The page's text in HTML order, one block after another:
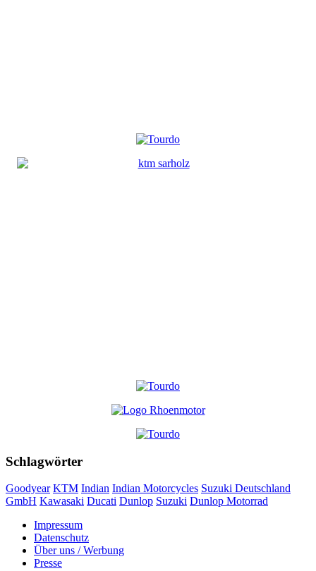
Schlagwörter
Goodyear KTM Indian Indian Motorcycles Suzuki Deutschland
GmbH Kawasaki Ducati Dunlop Suzuki Dunlop Motorrad
Impressum
Datenschutz
Über uns / Werbung
Presse